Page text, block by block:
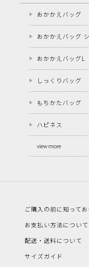
おかかえバッグ
おかかえバッグ
おかかえバッグL
しっくりバッグ
もちかたバッグ
ハピネス
view more
ご購入の前に知って
お支払い方法について
配送・送料について
サイズガイド